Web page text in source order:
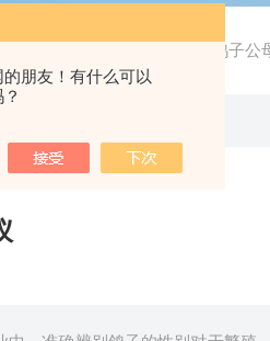
朋友！有什么可以
/ FT-XB216鸽子公